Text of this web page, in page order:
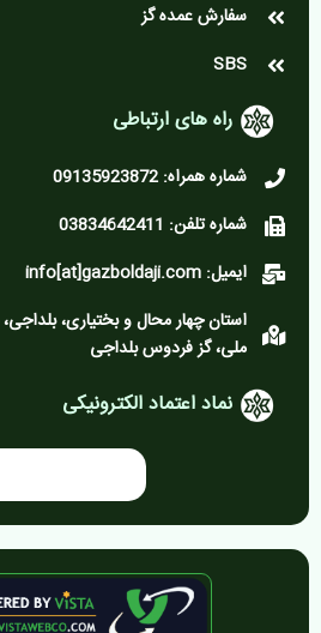
سفارش عمده گز
SBS
راه های ارتباطی
شماره همراه: 09135923872
شماره تلفن: 03834642411
ایمیل: info[at]gazboldaji.com
استان چهار محال و بختیاری،
ملی، گز فردوس بلداجی
نماد اعتماد الکترونیکی